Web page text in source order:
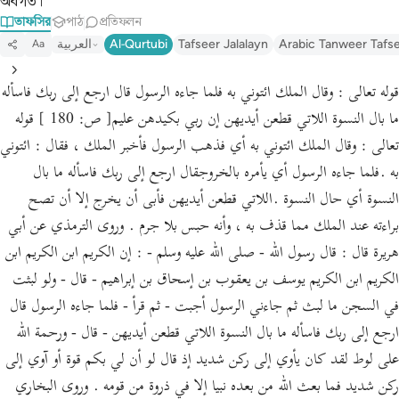
তাফসির পাঠ প্রতিফলন
Aa العربية Al-Qurtubi Tafseer Jalalayn Arabic Tanweer
قوله تعالى : وقال الملك ائتوني به فلما جاءه الرسول قال ارجع إلى ربك فاسأله
ما بال النسوة اللاتي قطعن أيديهن إن ربي بكيدهن عليم[ ص: 180 ] قوله
تعالى : وقال الملك ائتوني به أي فذهب الرسول فأخبر الملك ، فقال : ائتوني
به .فلما جاءه الرسول أي يأمره بالخروجقال ارجع إلى ربك فاسأله ما بال
النسوة أي حال النسوة .اللاتي قطعن أيديهن فأبى أن يخرج إلا أن تصح
براءته عند الملك مما قذف به ، وأنه حبس بلا جرم . وروى الترمذي عن أبي
هريرة قال : قال رسول الله - صلى الله عليه وسلم - : إن الكريم ابن الكريم ابن
الكريم ابن الكريم يوسف بن يعقوب بن إسحاق بن إبراهيم - قال - ولو لبثت
في السجن ما لبث ثم جاءني الرسول أجبت - ثم قرأ - فلما جاءه الرسول قال
ارجع إلى ربك فاسأله ما بال النسوة اللاتي قطعن أيديهن - قال - ورحمة الله
على لوط لقد كان يأوي إلى ركن شديد إذ قال لو أن لي بكم قوة أو آوي إلى
ركن شديد فما بعث الله من بعده نبيا إلا في ذروة من قومه . وروى البخاري